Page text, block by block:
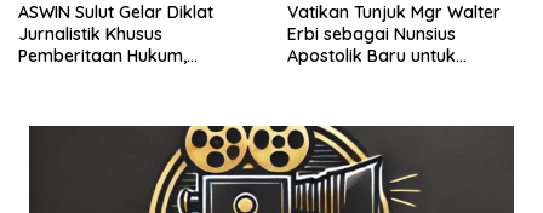
‎‎‎‎ASWIN Sulut Gelar Diklat
Jurnalistik Khusus
Pemberitaan Hukum,
Vatikan Tunjuk Mgr Walter
Erbi sebagai Nunsius
Apostolik Baru untuk